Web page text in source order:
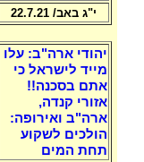
י"ג באב/ 22.7.21
יהודי ארה"ב: עלו
מייד לישראל כי
אתם בסכנה!!
אזורי קנדה,
ארה"ב ואירופה:
הולכים לשקוע
תחת המים